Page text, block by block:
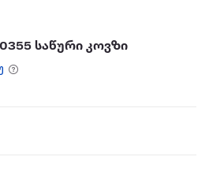
საწური კოვზი